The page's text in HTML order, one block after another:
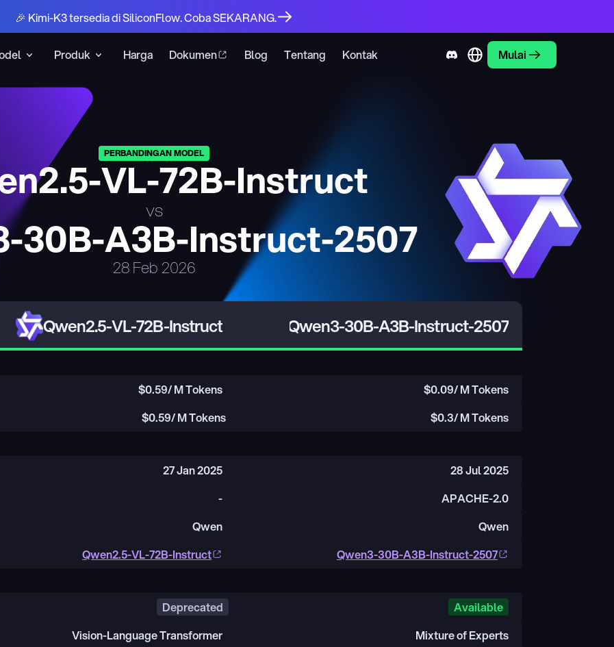
Produk Harga Dokumen Blog Tentang Kontak Mulai
🎉 Kimi-K3 tersedia di SiliconFlow. Coba SEKARANG.
PERBANDINGAN MODEL
VL-72B-Instruct
vs
30B-A3B-Instruct-2507
28 Feb 2026
Qwen2.5-VL-72B-Instruct Qwen3-30B-A3B-Instruct-2507
$0.59/ M Tokens $0.09/ M Tokens
$0.59/ M Tokens $0.3/ M Tokens
27 Jan 2025
28 Jul 2025
-
APACHE-2.0
Qwen
Qwen
Qwen2.5-VL-72B-Instruct Qwen3-30B-A3B-Instruct-2507
Deprecated
Available
Vision-Language Transformer
Mixture of Experts